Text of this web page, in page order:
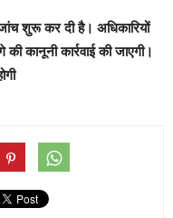
शुरू कर दी है। अधिकारियों
कानूनी कार्रवाई की जाएगी।